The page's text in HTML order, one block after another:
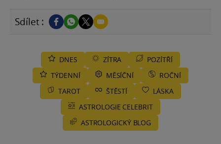
Sdílet :
DNES ZÍTRA
POZÍTŘÍ
TÝDENNÍ
MĚSÍČNÍ
ROČNÍ
TAROT
ŠTĚSTÍ
LÁSKA
ASTROLOGIE CELEBRIT
ASTROLOGICKÝ BLOG